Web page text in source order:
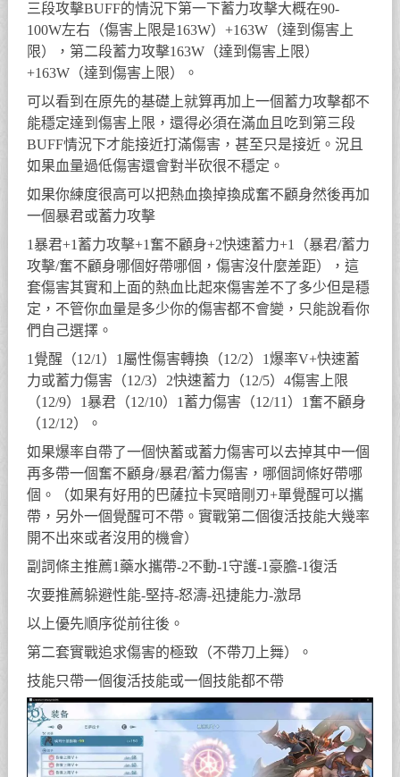
三段攻擊BUFF的情況下第一下蓄力攻擊大概在90-
100W左右（傷害上限是163W）+163W（達到傷害上
限），第二段蓄力攻擊163W（達到傷害上限）
+163W（達到傷害上限）。
可以看到在原先的基礎上就算再加上一個蓄力攻擊都不
能穩定達到傷害上限，還得必須在滿血且吃到第三段
BUFF情況下才能接近打滿傷害，甚至只是接近。況且
如果血量過低傷害還會對半砍很不穩定。
如果你練度很高可以把熱血換掉換成奮不顧身然後再加
一個暴君或蓄力攻擊
1暴君+1蓄力攻擊+1奮不顧身+2快速蓄力+1（暴君/蓄力
攻擊/奮不顧身哪個好帶哪個，傷害沒什麼差距），這
套傷害其實和上面的熱血比起來傷害差不了多少但是穩
定，不管你血量是多少你的傷害都不會變，只能說看你
們自己選擇。
1覺醒（12/1）1屬性傷害轉換（12/2）1爆率V+快速蓄
力或蓄力傷害（12/3）2快速蓄力（12/5）4傷害上限
（12/9）1暴君（12/10）1蓄力傷害（12/11）1奮不顧身
（12/12）。
如果爆率自帶了一個快蓄或蓄力傷害可以去掉其中一個
再多帶一個奮不顧身/暴君/蓄力傷害，哪個詞條好帶哪
個。（如果有好用的巴薩拉卡冥暗剛刃+單覺醒可以攜
帶，另外一個覺醒可不帶。實戰第二個復活技能大幾率
開不出來或者沒用的機會）
副詞條主推薦1藥水攜帶-2不動-1守護-1豪膽-1復活
次要推薦躲避性能-堅持-怒濤-迅捷能力-激昂
以上優先順序從前往後。
第二套實戰追求傷害的極致（不帶刀上舞）。
技能只帶一個復活技能或一個技能都不帶